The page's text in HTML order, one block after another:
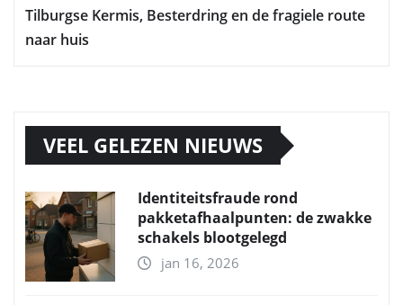
Tilburgse Kermis, Besterdring en de fragiele route
naar huis
VEEL GELEZEN NIEUWS
Identiteitsfraude rond
pakketafhaalpunten: de zwakke
schakels blootgelegd
jan 16, 2026